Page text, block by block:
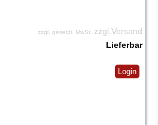
zzgl. gesetzl. MwSt. zzgl.Versand
Lieferbar
Login